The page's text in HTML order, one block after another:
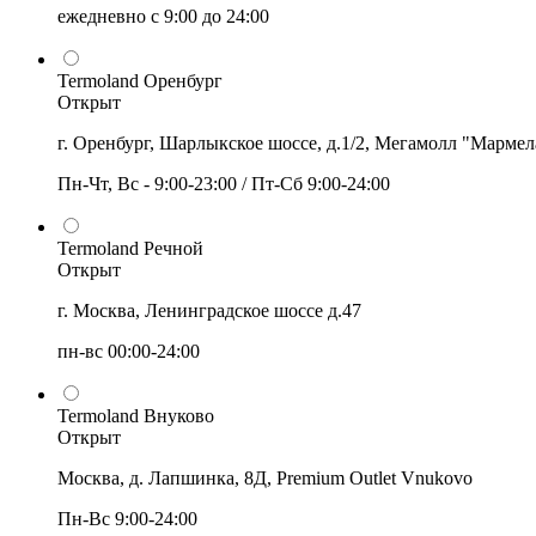
ежедневно с 9:00 до 24:00
Termoland Оренбург
Открыт
г. Оренбург, Шарлыкское шоссе, д.1/2, Мегамолл
Пн-Чт, Вс - 9:00-23:00 / Пт-Сб 9:00-24:00
Termoland Речной
Открыт
г. Москва, Ленинградское шоссе д.47
пн-вс 00:00-24:00
Termoland Внуково
Открыт
Москва, д. Лапшинка, 8Д, Premium Outlet Vnukovo
Пн-Вс 9:00-24:00